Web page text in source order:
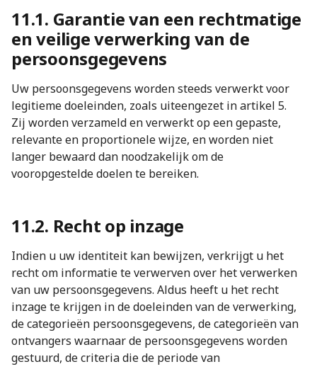
11.1. Garantie van een rechtmatige
en veilige verwerking van de
persoonsgegevens
Uw persoonsgegevens worden steeds verwerkt voor
legitieme doeleinden, zoals uiteengezet in artikel 5.
Zij worden verzameld en verwerkt op een gepaste,
relevante en proportionele wijze, en worden niet
langer bewaard dan noodzakelijk om de
vooropgestelde doelen te bereiken.
11.2. Recht op inzage
Indien u uw identiteit kan bewijzen, verkrijgt u het
recht om informatie te verwerven over het verwerken
van uw persoonsgegevens. Aldus heeft u het recht
inzage te krijgen in de doeleinden van de verwerking,
de categorieën persoonsgegevens, de categorieën van
ontvangers waarnaar de persoonsgegevens worden
gestuurd, de criteria die de periode van